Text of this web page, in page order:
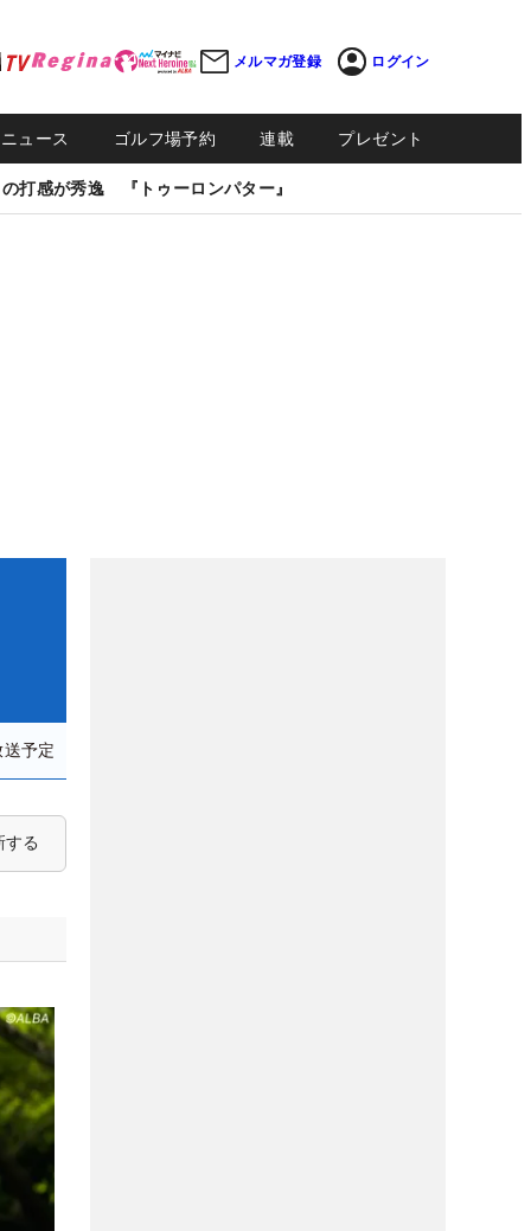
メルマガ登録 ログイン
ュース ゴルフ場予約 連載 プレゼント
打感が秀逸 『トゥーロンパター』
予定
する